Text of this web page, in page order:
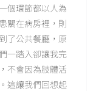
個環節都以人為
關在病房裡，則
了公共餐廳，原
一踏入卻讓我完
不會因為肢體活
這讓我們回想起